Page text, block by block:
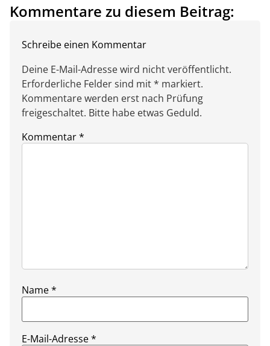
Kommentare zu diesem Beitrag:
Schreibe einen Kommentar
Deine E-Mail-Adresse wird nicht veröffentlicht.
Erforderliche Felder sind mit * markiert.
Kommentare werden erst nach Prüfung
freigeschaltet. Bitte habe etwas Geduld.
Kommentar*
Name*
E-Mail-Adresse*